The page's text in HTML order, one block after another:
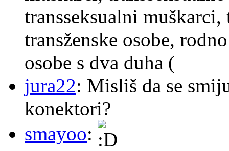
transseksualni muškarci,
transženske osobe,
osobe s dva duha (
jura22: Misliš da se
konektori?
smayoo: